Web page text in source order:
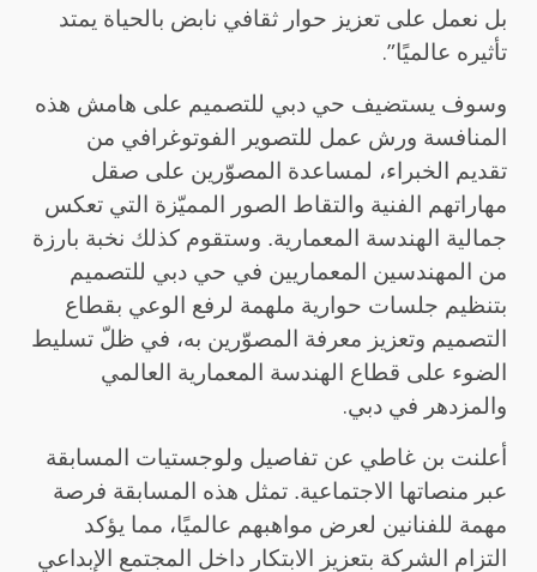
بل نعمل على تعزيز حوار ثقافي نابض بالحياة يمتد
تأثيره عالميًا.”
وسوف يستضيف حي دبي للتصميم على هامش هذه
المنافسة ورش عمل للتصوير الفوتوغرافي من
تقديم الخبراء، لمساعدة المصوّرين على صقل
مهاراتهم الفنية والتقاط الصور المميّزة التي تعكس
جمالية الهندسة المعمارية. وستقوم كذلك نخبة بارزة
من المهندسين المعماريين في حي دبي للتصميم
بتنظيم جلسات حوارية ملهمة لرفع الوعي بقطاع
التصميم وتعزيز معرفة المصوّرين به، في ظلّ تسليط
الضوء على قطاع الهندسة المعمارية العالمي
والمزدهر في دبي.
أعلنت بن غاطي عن تفاصيل ولوجستيات المسابقة
عبر منصاتها الاجتماعية. تمثل هذه المسابقة فرصة
مهمة للفنانين لعرض مواهبهم عالميًا، مما يؤكد
التزام الشركة بتعزيز الابتكار داخل المجتمع الإبداعي